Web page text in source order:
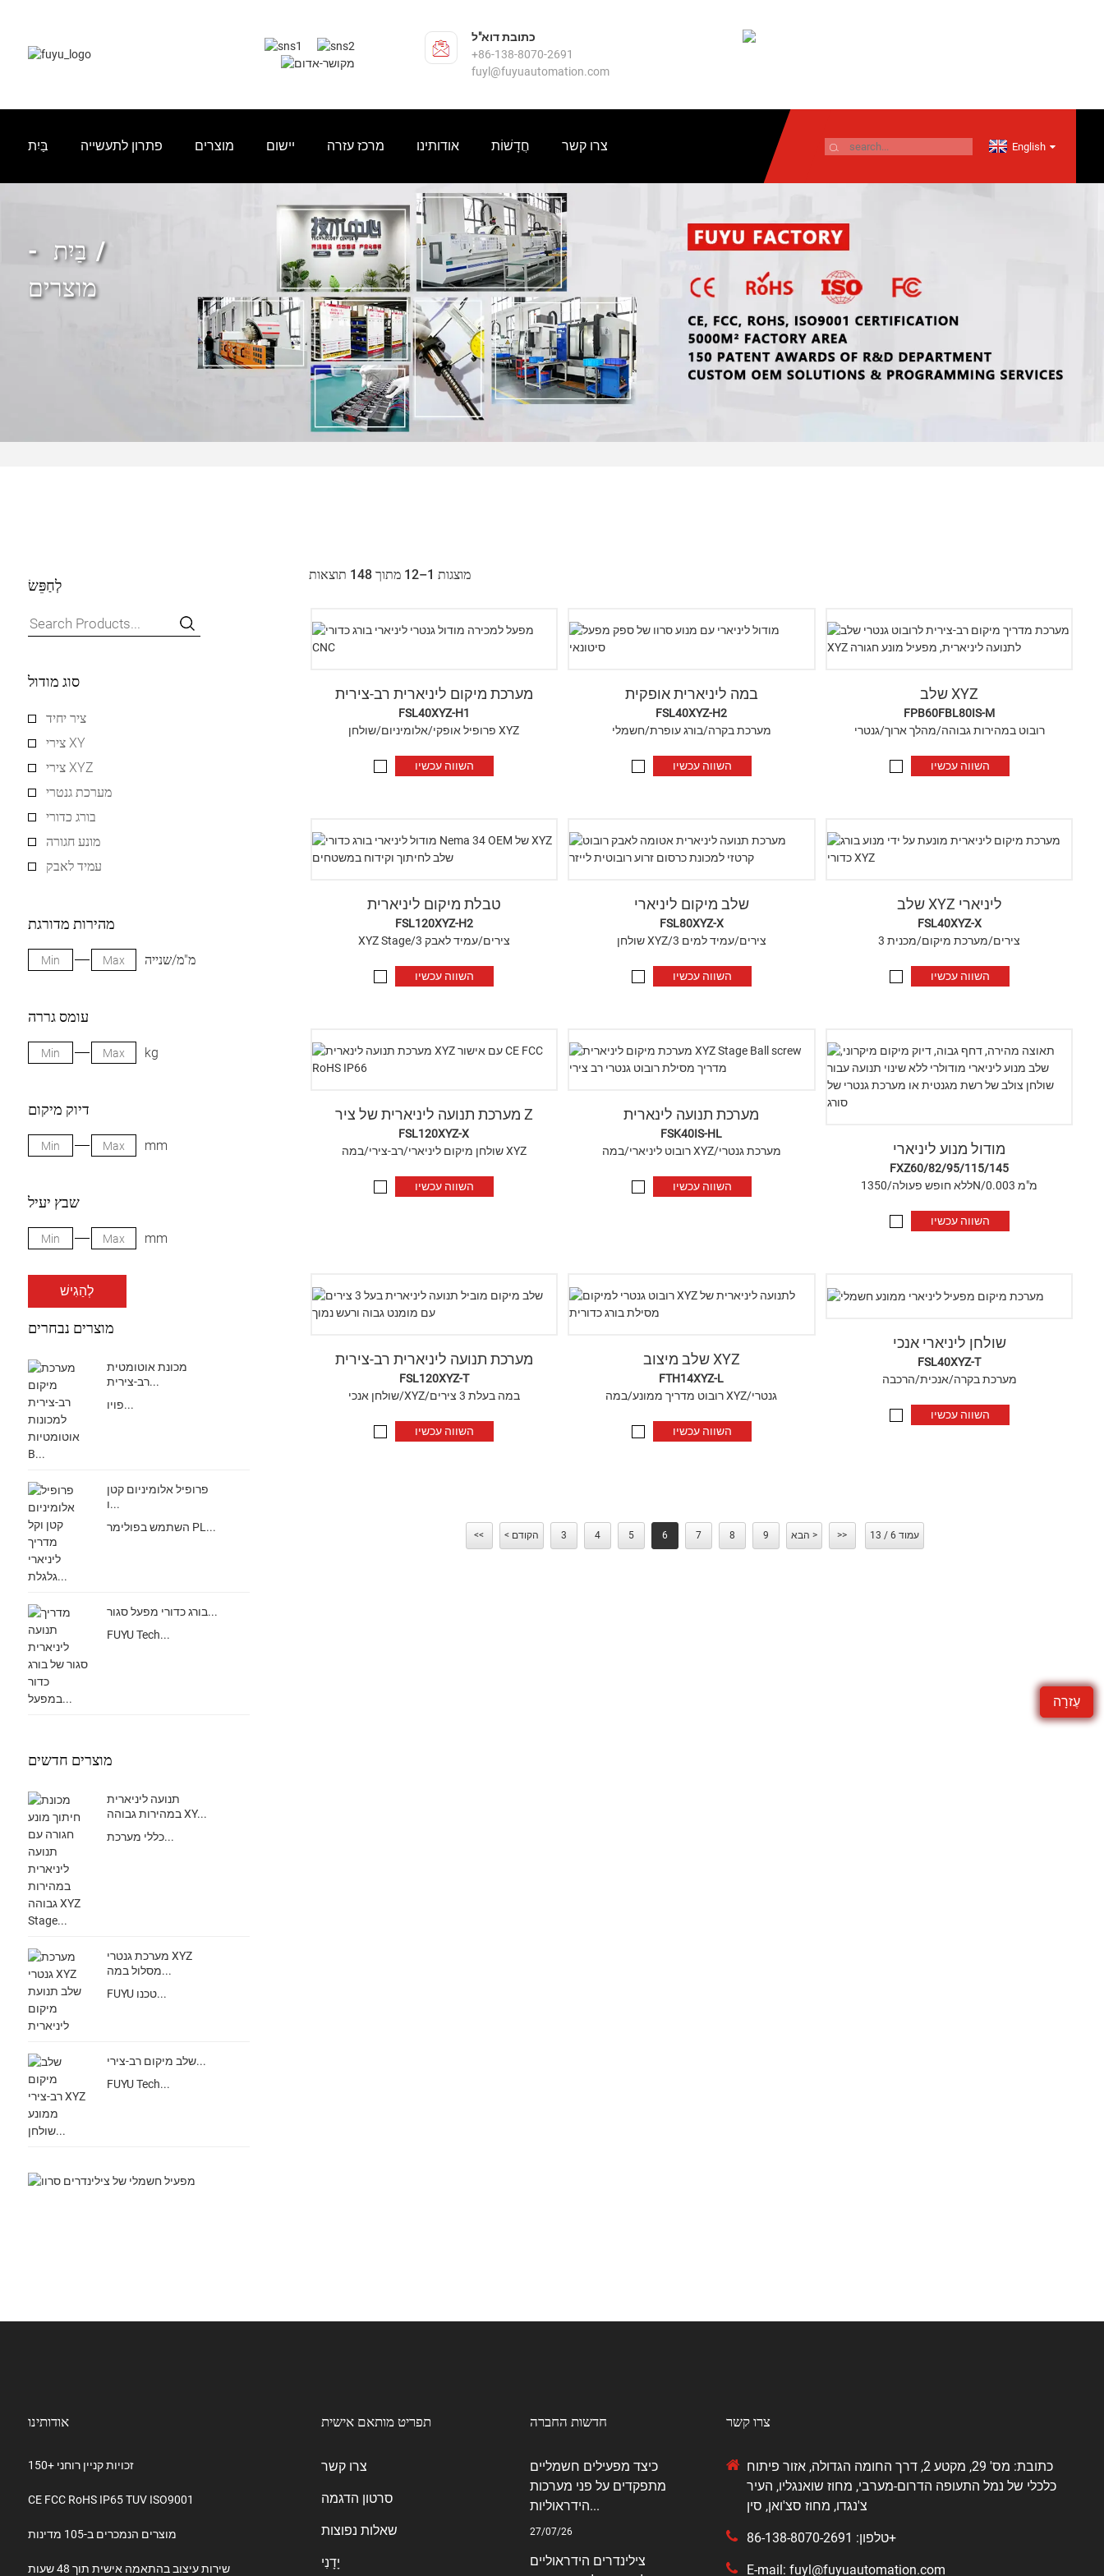
עֶזרָה
כתובת דוא"ל
‎+86-138-8070-2691
fuyl@fuyuautomation.com
בַּיִת פתרון לתעשייה מוצרים יישום מרכז עזרה אודותינו חֲדָשׁוֹת צרו קשר English
בַּיִת
מוצרים
לְחַפֵּשׂ
סוג מודול
ציר יחיד
צירי XY
צירי XYZ
מערכת גנטרי
בורג כדורי
מונע חגורה
עמיד לאבק
מהירות מדורגת
מ"מ/שנייה
עומס גררה
kg
דיוק מיקום
mm
שבץ יעיל
mm
לְהַגִישׁ
מוצרים נבחרים
מכונת אוטומטית
רב-צירית...
פויו...
פרופיל אלומיניום קטן
ו...
השתמש בפולימר PL...
בורג כדורי מפעל סגור...
FUYU Tech...
מוצרים חדשים
תנועה ליניארית
במהירות גבוהה XY...
כללי מערכת...
מערכת גנטרי XYZ
מסלול במה...
FUYU טכנו...
שלב מיקום רב-צירי...
FUYU Tech...
מוצגות 1–12 מתוך 148 תוצאות
מערכת מיקום ליניארית רב-צירית
FSL40XYZ-H1
פרופיל אופקי/אלומיניום/שולחן XYZ
השווה עכשיו
במה ליניארית אופקית
FSL40XYZ-H2
מערכת בקרה/בורג עופרת/חשמלי
השווה עכשיו
שלב XYZ
FPB60FBL80IS-M
רובוט במהירות גבוהה/מהלך ארוך/גנטרי
השווה עכשיו
טבלת מיקום ליניארית
FSL120XYZ-H2
XYZ Stage/3 צירים/עמיד לאבק
השווה עכשיו
שלב מיקום ליניארי
FSL80XYZ-X
שולחן XYZ/3 צירים/עמיד למים
השווה עכשיו
שלב XYZ ליניארי
FSL40XYZ-X
3 צירים/מערכת מיקום/מכנית
השווה עכשיו
מערכת תנועה ליניארית של ציר Z
FSL120XYZ-X
שולחן מיקום ליניארי/רב-צירי/במה XYZ
השווה עכשיו
מערכת תנועה לינארית
FSK40IS-HL
רובוט ליניארי/במה XYZ/מערכת גנטרי
השווה עכשיו
מודול מנוע ליניארי
FXZ60/82/95/115/145
ללא חופש פעולה/1350N/0.003 מ"מ
השווה עכשיו
מערכת תנועה ליניארית רב-צירית
FSL120XYZ-T
שולחן אנכי/XYZ/במה בעלת 3 צירים
השווה עכשיו
שלב מיצוב XYZ
FTH14XYZ-L
רובוט מדריך ממונע/במה XYZ/גנטרי
השווה עכשיו
שולחן ליניארי אנכי
FSL40XYZ-T
מערכת בקרה/אנכית/הרכבה
השווה עכשיו
<< < הקודם 3 4 5 6 7 8 9 הבא > >> עמוד 6 / 13
אודותינו
150+ זכויות קניין רוחני
CE FCC RoHS IP65 TUV ISO9001
מוצרים הנמכרים ב-105 מדינות
שירות עיצוב בהתאמה אישית תוך 48 שעות
תפריט מותאם אישית
צרו קשר
סרטון הדגמה
שאלות נפוצות
יָדָנִי
חדשות החברה
כיצד מפעילים חשמליים
מתפקדים על פני מערכות
הידראוליות...
27/07/26
צילינדרים הידראוליים
צרו קשר
כתובת: מס' 29, מקטע 2, דרך החומה הגדולה, אזור פיתוח
כלכלי של נמל התעופה הדרום-מערבי, מחוז שואנגליו, העיר
צ'נגדו, מחוז סצ'ואן, סין
טלפון: 86-138-8070-2691+
E-mail: fuyl@fuyuautomation.com